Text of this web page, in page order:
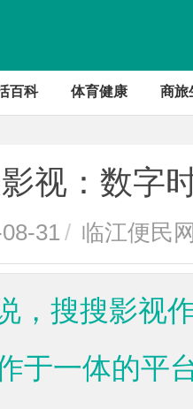
百科 体育健康 商旅
视：数字
31 / 临江便民
，搜搜影视
于一体的平